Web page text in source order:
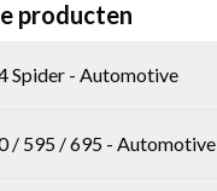
producten
Spider - Automotive
/ 595 / 695 - Automotive